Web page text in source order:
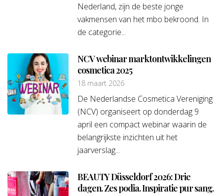
Nederland, zijn de beste jonge
vakmensen van het mbo bekroond. In
de categorie...
NCV webinar marktontwikkelingen
cosmetica 2025
18 maart 2026
De Nederlandse Cosmetica Vereniging
(NCV) organiseert op donderdag 9
april een compact webinar waarin de
belangrijkste inzichten uit het
jaarverslag...
BEAUTY Düsseldorf 2026: Drie
dagen. Zes podia. Inspiratie pur sang.